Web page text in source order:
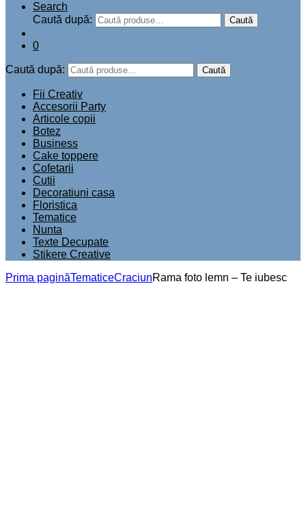
Search
Caută după:
Caută
0
Caută după: Caută
Fii Creativ
Accesorii Party
Articole copii
Botez
Business
Cake toppere
Cofetarii
Cutii
Decoratiuni casa
Floristica
Tematice
Nunta
Texte Decupate
Stikere Creative
Prima paginăTematiceCraciunRama foto lemn – Te iubesc